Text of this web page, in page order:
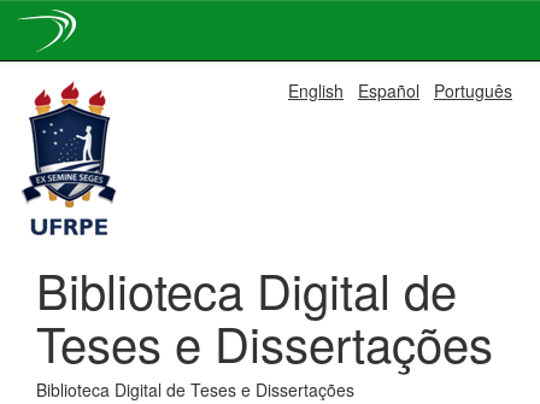
navigation
English Español Português
Biblioteca Digital de
Teses e Dissertações
Biblioteca Digital de Teses e Dissertações